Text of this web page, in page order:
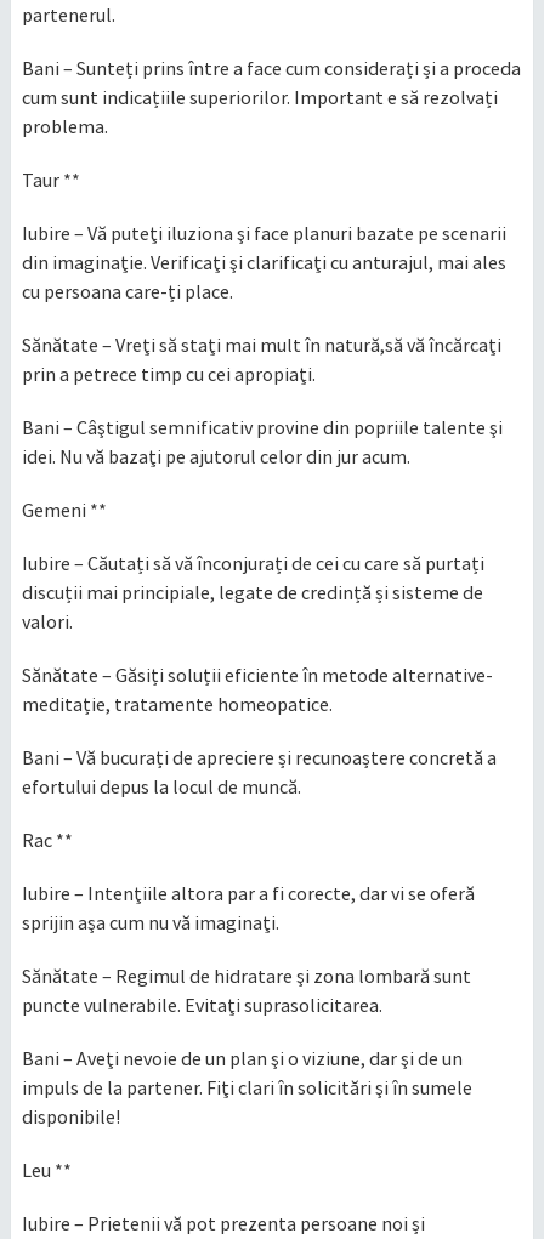
partenerul.
Bani – Sunteți prins între a face cum considerați și a proceda
cum sunt indicațiile superiorilor. Important e să rezolvați
problema.
Taur **
Iubire – Vă puteţi iluziona şi face planuri bazate pe scenarii
din imaginaţie. Verificaţi şi clarificaţi cu anturajul, mai ales
cu persoana care-ți place.
Sănătate – Vreţi să staţi mai mult în natură,să vă încărcaţi
prin a petrece timp cu cei apropiaţi.
Bani – Câştigul semnificativ provine din popriile talente şi
idei. Nu vă bazaţi pe ajutorul celor din jur acum.
Gemeni **
Iubire – Căutați să vă înconjurați de cei cu care să purtați
discuții mai principiale, legate de credință și sisteme de
valori.
Sănătate – Găsiți soluții eficiente în metode alternative-
meditație, tratamente homeopatice.
Bani – Vă bucurați de apreciere și recunoaștere concretă a
efortului depus la locul de muncă.
Rac **
Iubire – Intenţiile altora par a fi corecte, dar vi se oferă
sprijin aşa cum nu vă imaginaţi.
Sănătate – Regimul de hidratare şi zona lombară sunt
puncte vulnerabile. Evitaţi suprasolicitarea.
Bani – Aveţi nevoie de un plan şi o viziune, dar şi de un
impuls de la partener. Fiţi clari în solicitări şi în sumele
disponibile!
Leu **
Iubire – Prietenii vă pot prezenta persoane noi și